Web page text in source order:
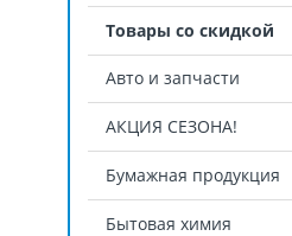
Товары со скидкой
Авто и запчасти
АКЦИЯ СЕЗОНА!
Бумажная продукция
Бытовая химия